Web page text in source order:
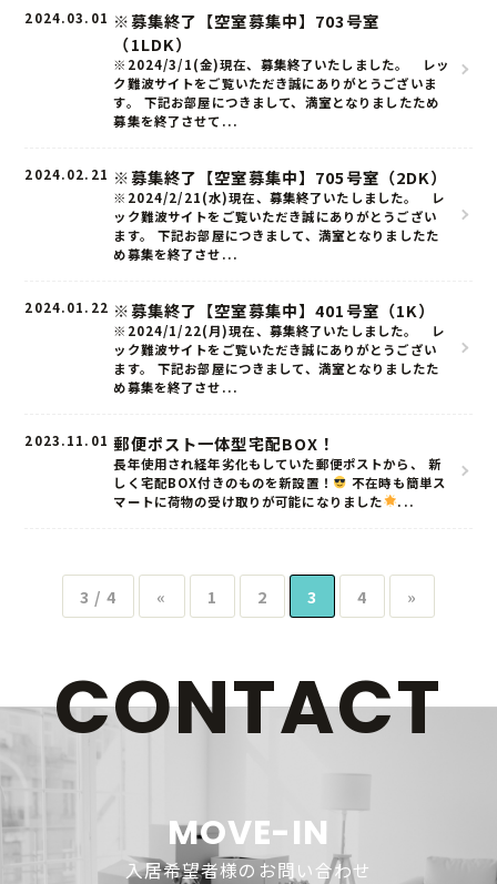
ホーム
こだわり
ルームタイプ
ロケーション
ギャラリー
2024.03.01 ※募集終了【空室募集中】703号室
（1LDK）
※2024/3/1(金)現在、募集終了いたしました。 レッ
ク難波サイトをご覧いただき誠にありがとうございま
す。 下記お部屋につきまして、満室となりましたため
募集を終了させて...
2024.02.21 ※募集終了【空室募集中】705号室（2DK）
※2024/2/21(水)現在、募集終了いたしました。 レ
ック難波サイトをご覧いただき誠にありがとうござい
ます。 下記お部屋につきまして、満室となりましたた
め募集を終了させ...
2024.01.22 ※募集終了【空室募集中】401号室（1K）
※2024/1/22(月)現在、募集終了いたしました。 レ
ック難波サイトをご覧いただき誠にありがとうござい
ます。 下記お部屋につきまして、満室となりましたた
め募集を終了させ...
2023.11.01 郵便ポスト一体型宅配BOX！
長年使用され経年劣化もしていた郵便ポストから、 新
しく宅配BOX付きのものを新設置！
不在時も簡単ス
マートに荷物の受け取りが可能になりました
...
3 / 4 « 1 2 3 4 »
CONTACT
MOVE-IN
入居希望者様のお問い合わせ